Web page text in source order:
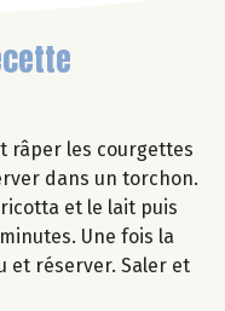
râper les courgettes
dans un torchon.
et le lait puis
Une fois la
et réserver. Saler et